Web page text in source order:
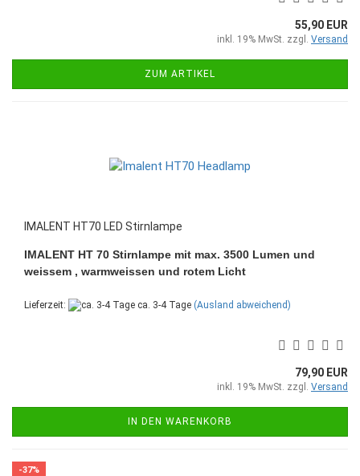
55,90 EUR
inkl. 19% MwSt. zzgl. Versand
ZUM ARTIKEL
IMALENT HT70 LED Stirnlampe
IMALENT HT 70 Stirnlampe mit max. 3500 Lumen und
weissem , warmweissen und rotem Licht
Lieferzeit: ca. 3-4 Tage (Ausland abweichend)
79,90 EUR
inkl. 19% MwSt. zzgl. Versand
IN DEN WARENKORB
-37%